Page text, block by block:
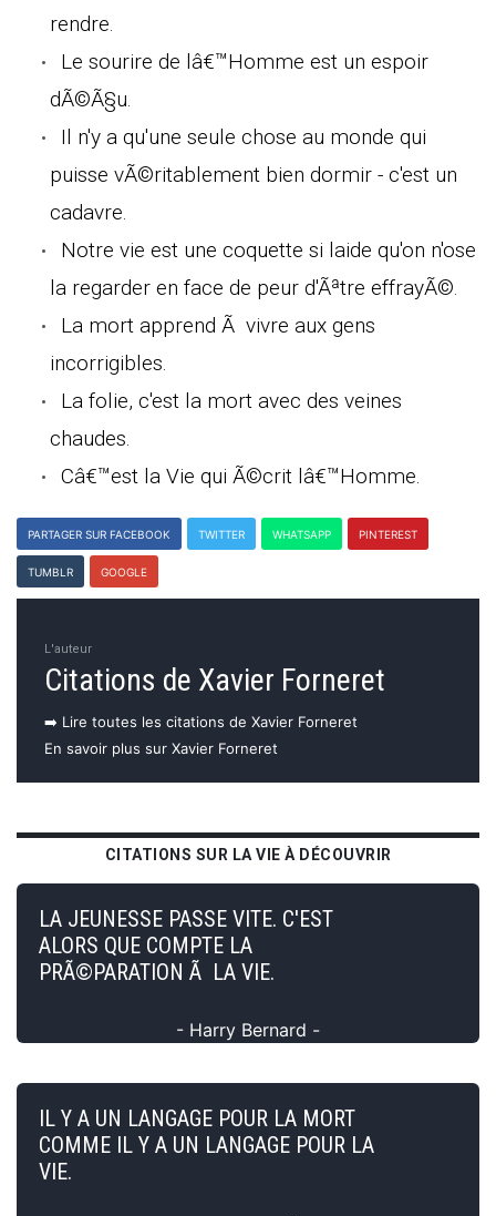
rendre.
Le sourire de lâ€™Homme est un espoir
dÃ©Ã§u.
Il n'y a qu'une seule chose au monde qui
puisse vÃ©ritablement bien dormir - c'est un
cadavre.
Notre vie est une coquette si laide qu'on n'ose
la regarder en face de peur d'Ãªtre effrayÃ©.
La mort apprend Ã vivre aux gens
incorrigibles.
La folie, c'est la mort avec des veines
chaudes.
Câ€™est la Vie qui Ã©crit lâ€™Homme.
PARTAGER SUR FACEBOOK TWITTER WHATSAPP PINTEREST
TUMBLR GOOGLE
L'auteur
Citations de Xavier Forneret
➡️ Lire toutes les citations de Xavier Forneret
En savoir plus sur Xavier Forneret
CITATIONS SUR LA VIE À DÉCOUVRIR
LA JEUNESSE PASSE VITE. C'EST
ALORS QUE COMPTE LA
PRÃ©PARATION Ã LA VIE.
- Harry Bernard -
IL Y A UN LANGAGE POUR LA MORT
COMME IL Y A UN LANGAGE POUR LA
VIE.